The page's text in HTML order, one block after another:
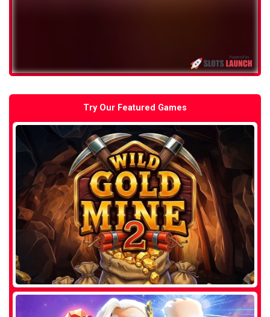
Try Our Featured Games